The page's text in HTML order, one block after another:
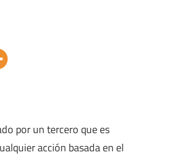
por un tercero que es
acción basada en el